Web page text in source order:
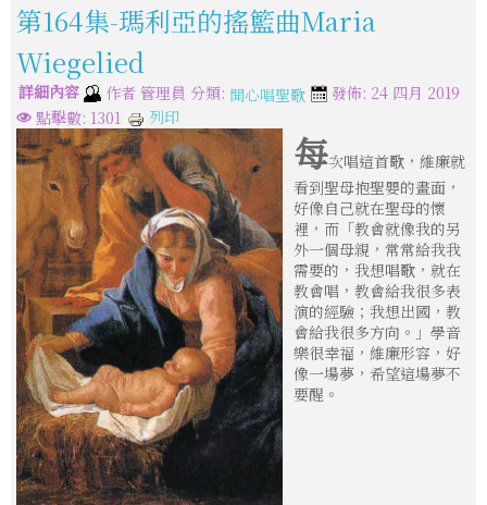
第164集-瑪利亞的搖籃曲Maria
Wiegelied
詳細內容 作者 管理員 分類: 開心唱聖歌
發佈: 24 四月 2019
點擊數: 1301
列印
每次唱這首歌，維廉就
看到聖母抱聖嬰的畫面，
好像自己就在聖母的懷
裡，而「教會就像我的另
外一個母親，常常給我我
需要的，我想唱歌，就在
教會唱，教會給我很多表
演的經驗；我想出國，教
會給我很多方向。」學音
樂很幸福，維廉形容，好
像一場夢，希望這場夢不
要醒。